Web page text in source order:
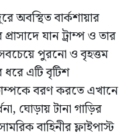
অবস্থিত বার্কশায়ার
যান ট্রাম্প ও তার
সবচেয়ে পুরনো ও বৃহত্তম
এটি বৃটিশ
বরণ করতে এখানে
ঘোড়ায় টানা গাড়ির
বাহিনীর ফ্লাইপাস্ট